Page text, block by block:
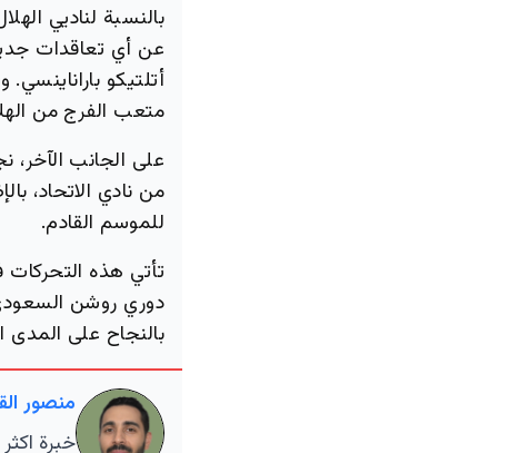
بالنسبة لناديي
عن أي تعاقدات
أتلتيكو
متعب الفرج من
على الجانب الآخر،
من نادي الاتحاد،
للموسم القادم.
تأتي هذه التحركات
دوري روشن
بالنجاح على المدى
منصور
خبرة